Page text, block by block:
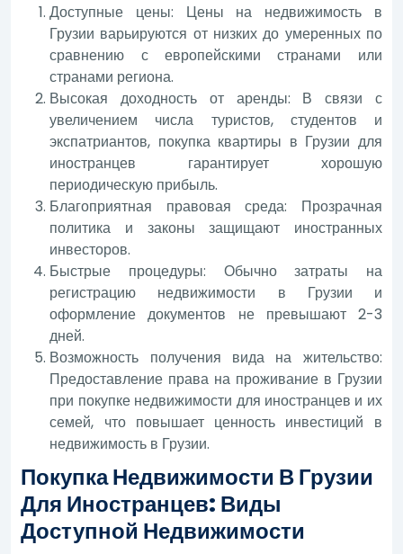
Доступные цены: Цены на недвижимость в
Грузии варьируются от низких до умеренных по
сравнению с европейскими странами или
странами региона.
Высокая доходность от аренды: В связи с
увеличением числа туристов, студентов и
экспатриантов, покупка квартиры в Грузии для
иностранцев гарантирует хорошую
периодическую прибыль.
Благоприятная правовая среда: Прозрачная
политика и законы защищают иностранных
инвесторов.
Быстрые процедуры: Обычно затраты на
регистрацию недвижимости в Грузии и
оформление документов не превышают 2-3
дней.
Возможность получения вида на жительство:
Предоставление права на проживание в Грузии
при покупке недвижимости для иностранцев и их
семей, что повышает ценность инвестиций в
недвижимость в Грузии.
Покупка Недвижимости В Грузии
Для Иностранцев: Виды
Доступной Недвижимости